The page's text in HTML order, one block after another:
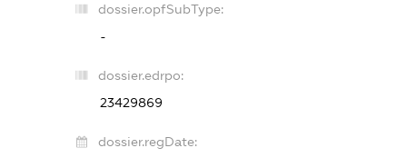
dossier.opfSubType:
-
dossier.edrpo:
23429869
dossier.regDate: